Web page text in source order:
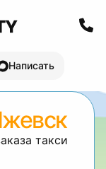
Написать
такси